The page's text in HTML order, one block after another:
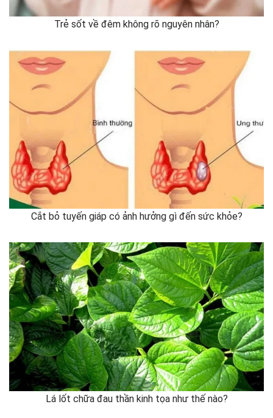
Trẻ sốt về đêm không rõ nguyên nhân?
Cắt bỏ tuyến giáp có ảnh hưởng gì đến sức khỏe?
Lá lốt chữa đau thần kinh tọa như thế nào?